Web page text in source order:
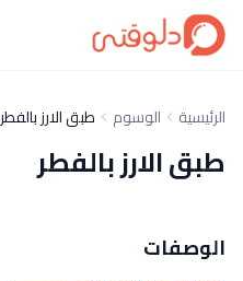
الرئيسية الوسوم طبق الارز بالفطر
طبق الارز بالفطر
الوصفات